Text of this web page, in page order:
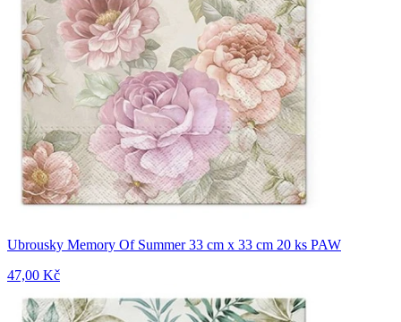
Ubrousky Memory Of Summer 33 cm x 33 cm 20 ks PAW
47,00 Kč